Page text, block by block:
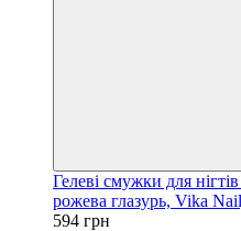
Гелеві смужки для
рожева глазурь, Vika
594 грн